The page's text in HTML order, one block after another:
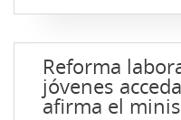
Reforma
jóvenes
afirma el